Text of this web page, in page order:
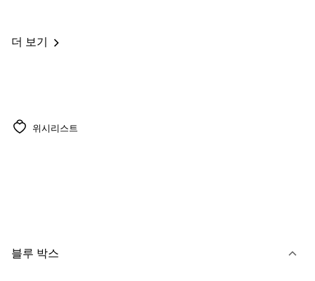
더 보기
위시리스트
블루 박스